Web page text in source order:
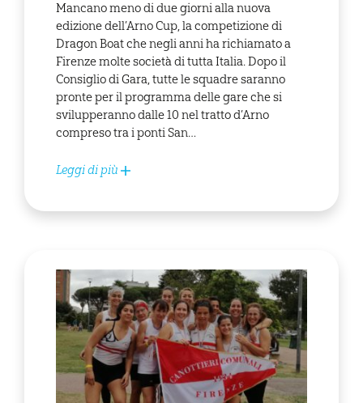
Mancano meno di due giorni alla nuova
edizione dell’Arno Cup, la competizione di
Dragon Boat che negli anni ha richiamato a
Firenze molte società di tutta Italia. Dopo il
Consiglio di Gara, tutte le squadre saranno
pronte per il programma delle gare che si
svilupperanno dalle 10 nel tratto d’Arno
compreso tra i ponti San…
Leggi di più